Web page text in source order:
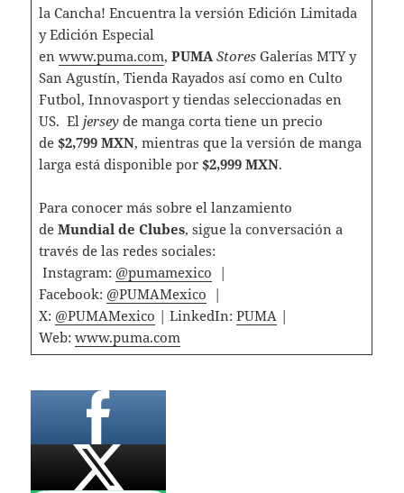
la Cancha! Encuentra la versión Edición Limitada
y Edición Especial
en www.puma.com, PUMA StoresGalerías MTY y
San Agustín, Tienda Rayados así como en Culto
Futbol, Innovasport y tiendas seleccionadas en
US. El jerseyde manga corta tiene un precio
de $2,799 MXN, mientras que la versión de manga
larga está disponible por $2,999 MXN.
Para conocer más sobre el lanzamiento
de Mundial de Clubes, sigue la conversación a
través de las redes sociales:
Instagram: @pumamexico |
Facebook: @PUMAMexico |
X: @PUMAMexico | LinkedIn: PUMA |
Web: www.puma.com